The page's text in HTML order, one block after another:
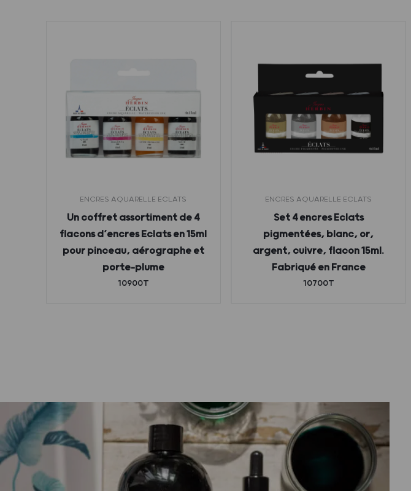
ENCRES AQUARELLE ECLATS
Un coffret assortiment de 4
flacons d’encres Eclats en 15ml
pour pinceau, aérographe et
porte-plume
10900T
ENCRES AQUARELLE ECLATS
Set 4 encres Eclats
pigmentées, blanc, or,
argent, cuivre, flacon 15ml.
Fabriqué en France
10700T